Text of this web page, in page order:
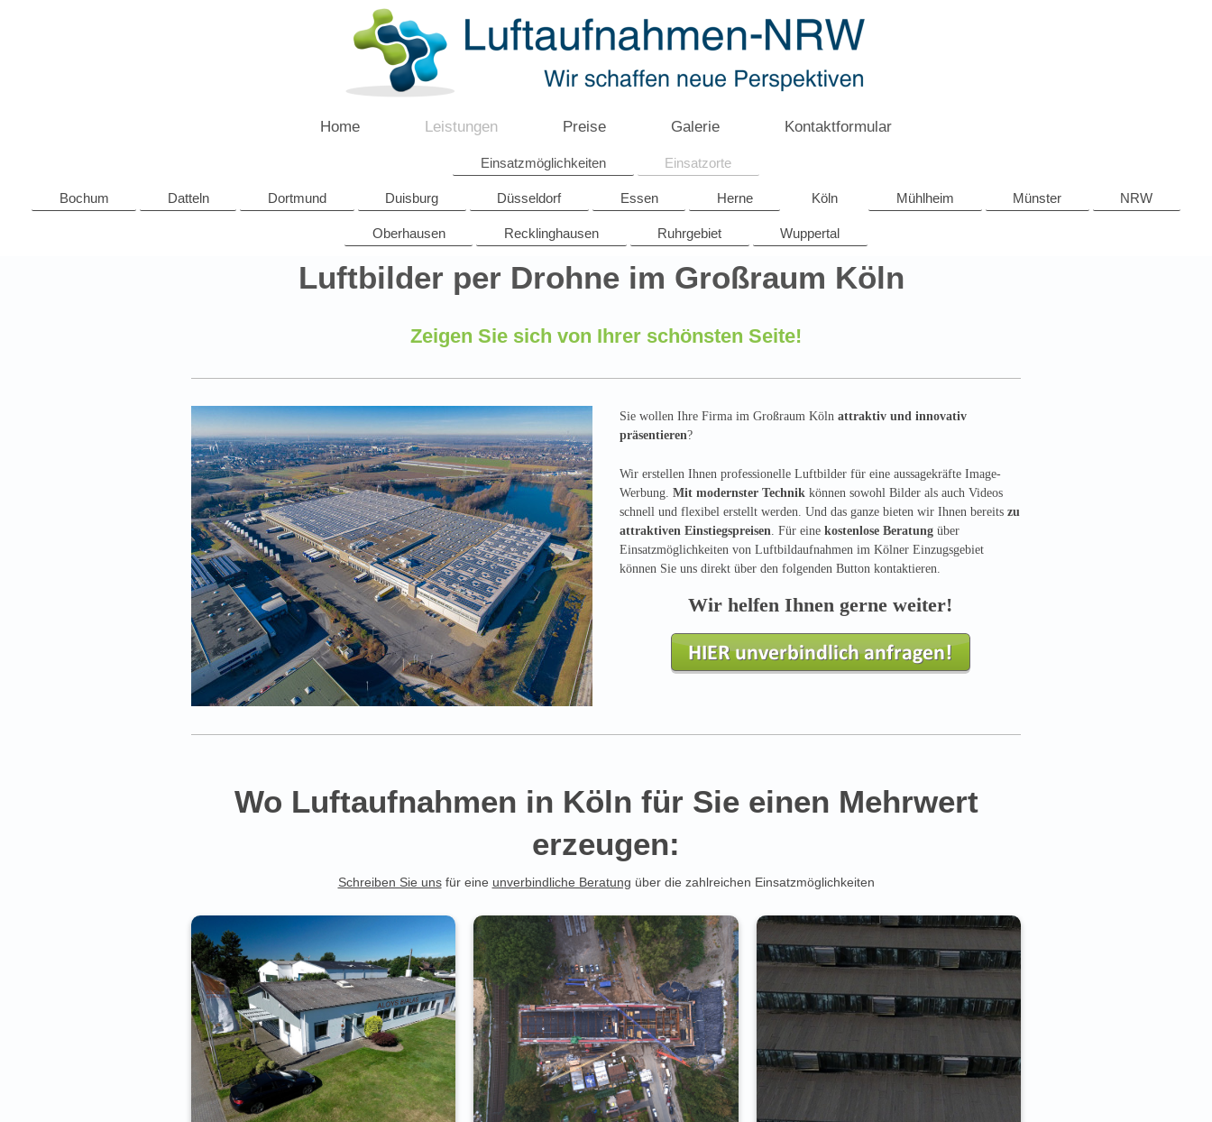
Home Leistungen Preise Galerie Kontaktformular
Einsatzmöglichkeiten Einsatzorte
Bochum Datteln Dortmund Duisburg Düsseldorf Essen Herne Köln Mühlheim Münster NRW
Oberhausen Recklinghausen Ruhrgebiet Wuppertal
Luftbilder per Drohne im Großraum Köln
Zeigen Sie sich von Ihrer schönsten Seite!
Sie wollen Ihre Firma im Großraum Köln attraktiv und innovativ
präsentieren?
Wir erstellen Ihnen professionelle Luftbilder für eine aussagekräfte Image-
Werbung. Mit modernster Technik können sowohl Bilder als auch Videos
schnell und flexibel erstellt werden. Und das ganze bieten wir Ihnen bereits zu
attraktiven Einstiegspreisen. Für eine kostenlose Beratung über
Einsatzmöglichkeiten von Luftbildaufnahmen im Kölner Einzugsgebiet
können Sie uns direkt über den folgenden Button kontaktieren.
Wir helfen Ihnen gerne weiter!
Wo Luftaufnahmen in Köln für Sie einen Mehrwert
erzeugen:
Schreiben Sie unsfür eine unverbindliche Beratung über die zahlreichen Einsatzmöglichkeiten